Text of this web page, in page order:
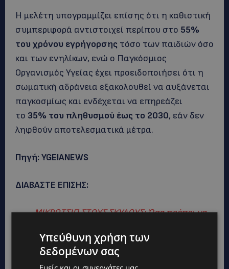
Η μελέτη υπογραμμίζει επίσης ότι η καθιστική
συμπεριφορά αντιστοιχεί περίπου στο 55%
του χρόνου εγρήγορσης τόσο των παιδιών όσο
και των ενηλίκων, ενώ ο Παγκόσμιος
Οργανισμός Υγείας έχει προειδοποιήσει ότι η
σωματική αδράνεια εξακολουθεί να αυξάνεται
παγκοσμίως και ενδέχεται να επηρεάζει
το 35% του πληθυσμού έως το 2030, εάν δεν
ληφθούν αποτελεσματικά μέτρα.
Πηγή: YGEIANEWS
ΔΙΑΒΑΣΤΕ ΕΠΙΣΗΣ:
ΜΙΚΡΟΤΣΙΠ ΣΤΟΥΣ ΣΚΥΛΟΥΣ: Όσα πρέπει να
Υπεύθυνη χρήση των
δεδομένων σας